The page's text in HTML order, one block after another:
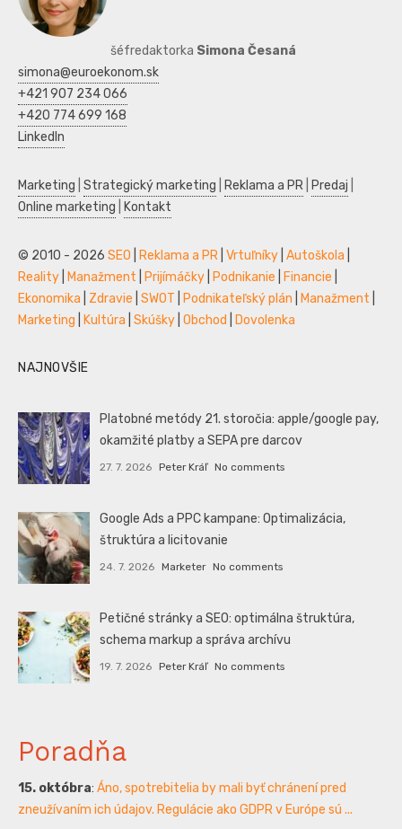
šéfredaktorka Simona Česaná
simona@euroekonom.sk
+421 907 234 066
+420 774 699 168
LinkedIn
Marketing Strategický marketing Reklama a PR Predaj
Online marketing
Kontakt
© 2010 - 2026 SEO Reklama a PR Vrtuľníky Autoškola
Reality
Manažment Prijímáčky Podnikanie Financie
Ekonomika
Zdravie SWOT Podnikateľský plán Manažment
Marketing
Kultúra Skúšky Obchod Dovolenka
NAJNOVŠIE
Platobné metódy 21. storočia: apple/google pay,
okamžité platby a SEPA pre darcov
27. 7. 2026 Peter Kráľ No comments
Google Ads a PPC kampane: Optimalizácia,
štruktúra a licitovanie
24. 7. 2026 Marketer No comments
Petičné stránky a SEO: optimálna štruktúra,
schema markup a správa archívu
19. 7. 2026 Peter Kráľ No comments
Poradňa
15. októbra: Áno, spotrebitelia by mali byť chránení pred
zneužívaním ich údajov. Regulácie ako GDPR v Európe sú ...